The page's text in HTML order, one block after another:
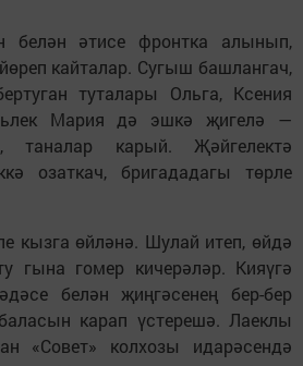
белән әтисе фронтка алынып,
кайталар. Сугыш башлангач,
туталары Ольга, Ксения
Мария дә эшкә җигелә —
таналар карый. Җәйгелектә
озаткач, бригададагы төрле
кызга өйләнә. Шулай итеп, өйдә
гына гомер кичерәләр. Кияүгә
белән җиңгәсенең бер-бер
карап үстерешә. Лаеклы
«Совет» колхозы идарәсендә